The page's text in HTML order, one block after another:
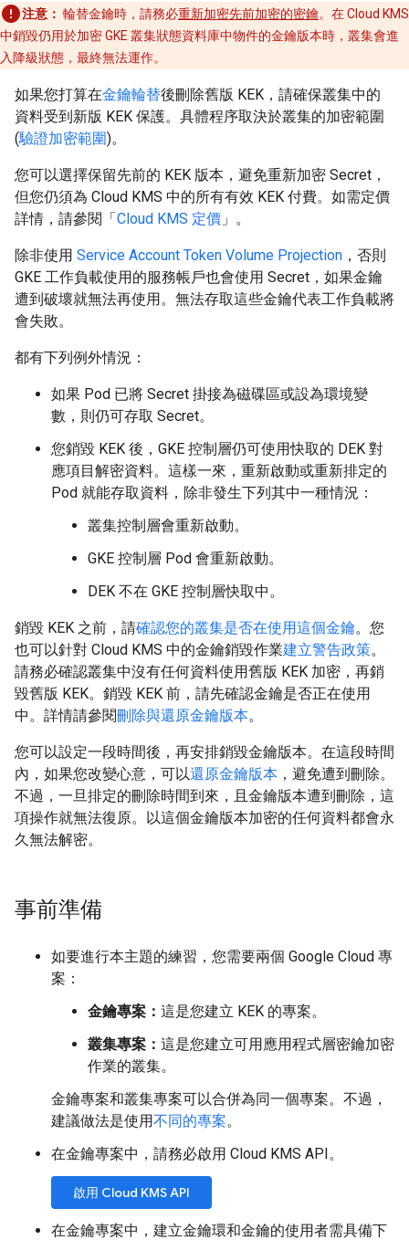
注意： 輪替金鑰時，請務必重新加密先前加密的密鑰。在 Cloud KMS
中銷毀仍用於加密 GKE 叢集狀態資料庫中物件的金鑰版本時，叢集會進
入降級狀態，最終無法運作。
如果您打算在金鑰輪替後刪除舊版 KEK，請確保叢集中的
資料受到新版 KEK 保護。具體程序取決於叢集的加密範圍
(驗證加密範圍)。
您可以選擇保留先前的 KEK 版本，避免重新加密 Secret，
但您仍須為 Cloud KMS 中的所有有效 KEK 付費。如需定價
詳情，請參閱「Cloud KMS 定價 」。
除非使用 Service Account Token Volume Projection ，否則
GKE 工作負載使用的服務帳戶也會使用 Secret，如果金鑰
遭到破壞就無法再使用。無法存取這些金鑰代表工作負載將
會失敗。
都有下列例外情況：
如果 Pod 已將 Secret 掛接為磁碟區或設為環境變
數，則仍可存取 Secret。
您銷毀 KEK 後，GKE 控制層仍可使用快取的 DEK 對
應項目解密資料。這樣一來，重新啟動或重新排定的
Pod 就能存取資料，除非發生下列其中一種情況：
叢集控制層會重新啟動。
GKE 控制層 Pod 會重新啟動。
DEK 不在 GKE 控制層快取中。
銷毀 KEK 之前，請確認您的叢集是否在使用這個金鑰。您
也可以針對 Cloud KMS 中的金鑰銷毀作業建立警告政策。
請務必確認叢集中沒有任何資料使用舊版 KEK 加密，再銷
毀舊版 KEK。銷毀 KEK 前，請先確認金鑰是否正在使用
中。詳情請參閱刪除與還原金鑰版本。
您可以設定一段時間後，再安排銷毀金鑰版本。在這段時間
內，如果您改變心意，可以還原金鑰版本 ，避免遭到刪除。
不過，一旦排定的刪除時間到來，且金鑰版本遭到刪除，這
項操作就無法復原。以這個金鑰版本加密的任何資料都會永
久無法解密。
事前準備
如要進行本主題的練習，您需要兩個 Google Cloud 專
案：
金鑰專案： 這是您建立 KEK 的專案。
叢集專案： 這是您建立可用應用程式層密鑰加密
作業的叢集。
金鑰專案和叢集專案可以合併為同一個專案。不過，
建議做法是使用不同的專案。
在金鑰專案中，請務必啟用 Cloud KMS API。
啟用 Cloud KMS API
在金鑰專案中，建立金鑰環和金鑰的使用者需具備下